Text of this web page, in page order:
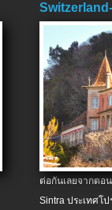
ต่อกันเลยจากต
Sintra ประเทศโป